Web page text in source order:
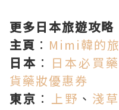
更多日本旅遊攻略
主頁 ： Mimi韓的
日本 ： 日本必買
貨藥妝優惠券
東京 ： 上野 、 淺草